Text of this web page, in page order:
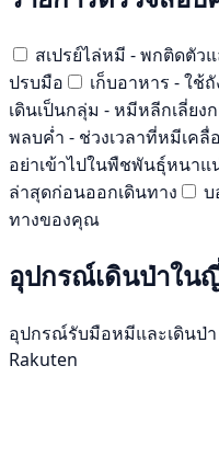
สเปรย์ไล่หมี - พกติดตัว
ปรบมือ
เก็บอาหาร - ใช้
เดินเป็นกลุ่ม - หมีหลีกเลี่ยง
พลบค่ำ - ช่วงเวลาที่หมีเค
อย่าเข้าไปในพืชพันธุ์หนาแ
ล่าสุดก่อนออกเดินทาง
บ
ทางของคุณ
อุปกรณ์เดินป่าใน
อุปกรณ์รับมือหมีและเดินป่
Rakuten